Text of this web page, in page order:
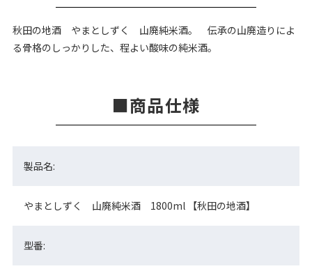
秋田の地酒 やまとしずく 山廃純米酒。 伝承の山廃造りによ
る骨格のしっかりした、程よい酸味の純米酒。
商品仕様
製品名:
やまとしずく 山廃純米酒 1800ml 【秋田の地酒】
型番: